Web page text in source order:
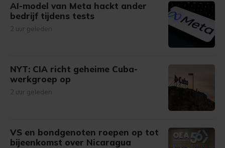
AI-model van Meta hackt ander
bedrijf tijdens tests
2 uur geleden
NYT: CIA richt geheime Cuba-
werkgroep op
2 uur geleden
VS en bondgenoten roepen op tot
bijeenkomst over Nicaragua